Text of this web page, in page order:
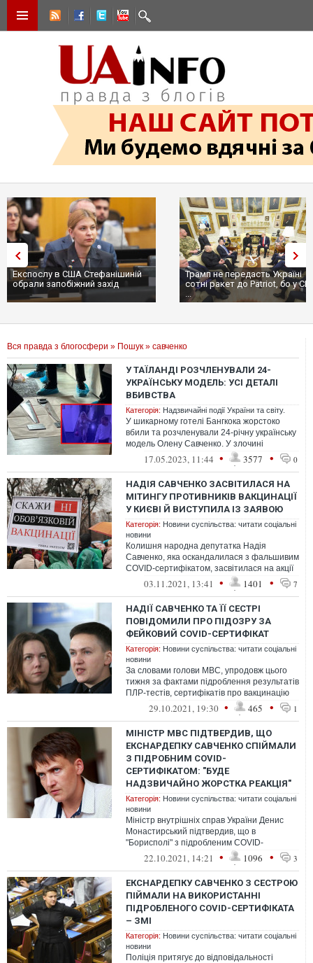
Експослу в США Стефанішиній
обрали запобіжний захід
Трамп не передасть Україні
сотні ракет до Patriot, бо у
...
Вся правда з блогосфери » Пошук » савченко
У ТАЇЛАНДІ РОЗЧЛЕНУВАЛИ 24-
УКРАЇНСЬКУ МОДЕЛЬ: УСІ ДЕТАЛІ
ВБИВСТВА
Категорія: Надзвичайні події України та світу.
У шикарному готелі Бангкока жорстоко
вбили та розчленували 24-річну українську
модель Олену Савченко. У злочині
підозрюють її 25-річного партнера – бі...
17.05.2023, 11:44 • 3577 • 0
НАДІЯ САВЧЕНКО ЗАСВІТИЛАСЯ НА
МІТИНГУ ПРОТИВНИКІВ ВАКЦИНАЦІЇ
У КИЄВІ Й ВИСТУПИЛА ІЗ ЗАЯВОЮ
Категорія: Новини суспільства: читати соціальні
новини
Колишня народна депутатка Надія
Савченко, яка оскандалилася з фальшивим
COVID-сертифікатом, засвітилася на акції
антивакцинаторів у Києві 3 листопада....
03.11.2021, 13:41 • 1401 • 7
НАДІЇ САВЧЕНКО ТА ЇЇ СЕСТРІ
ПОВІДОМИЛИ ПРО ПІДОЗРУ ЗА
ФЕЙКОВИЙ COVID-СЕРТИФІКАТ
Категорія: Новини суспільства: читати соціальні
новини
За словами голови МВС, упродовж цього
тижня за фактами підроблення результатів
ПЛР-тестів, сертифікатів про вакцинацію
від COVID-19 розпочато 59 кримі...
29.10.2021, 19:30 • 465 • 1
МІНІСТР МВС ПІДТВЕРДИВ, ЩО
ЕКСНАРДЕПКУ САВЧЕНКО СПІЙМАЛИ
З ПІДРОБНИМ COVID-
СЕРТИФІКАТОМ: "БУДЕ
НАДЗВИЧАЙНО ЖОРСТКА РЕАКЦІЯ"
Категорія: Новини суспільства: читати соціальні
новини
Міністр внутрішніх справ України Денис
Монастирський підтвердив, що в
"Борисполі" з підробленим COVID-
сертифікатом спіймали
ексдепутатку Надію Савченк...
22.10.2021, 14:21 • 1096 • 3
ЕКСНАРДЕПКУ САВЧЕНКО З СЕСТРОЮ
ПІЙМАЛИ НА ВИКОРИСТАННІ
ПІДРОБЛЕНОГО COVID-СЕРТИФІКАТА
– ЗМІ
Категорія: Новини суспільства: читати соціальні
новини
Поліція притягує до відповідальності